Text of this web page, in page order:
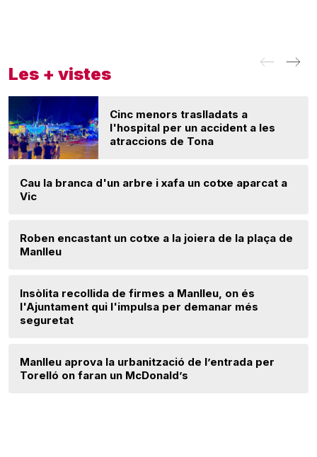
Les + vistes
Cinc menors traslladats a
l'hospital per un accident a les
atraccions de Tona
Cau la branca d'un arbre i xafa un cotxe aparcat a
Vic
Roben encastant un cotxe a la joiera de la plaça de
Manlleu
Insòlita recollida de firmes a Manlleu, on és
l'Ajuntament qui l'impulsa per demanar més
seguretat
Manlleu aprova la urbanització de l’entrada per
Torelló on faran un McDonald’s